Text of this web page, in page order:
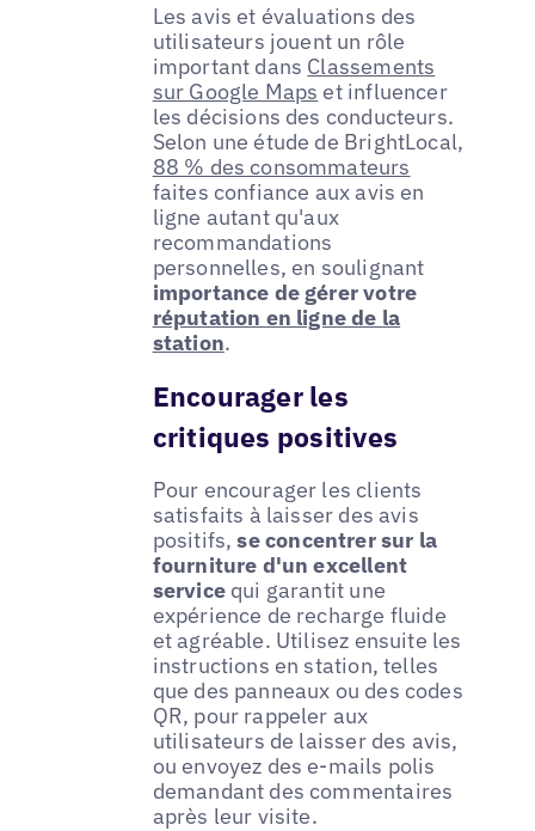
Les avis et évaluations des
utilisateurs jouent un rôle
important dans Classements
sur Google Maps et influencer
les décisions des conducteurs.
Selon une étude de BrightLocal,
88 % des consommateurs
faites confiance aux avis en
ligne autant qu'aux
recommandations
personnelles, en soulignant
importance de gérer votre
réputation en ligne de la
station.
Encourager les
critiques positives
Pour encourager les clients
satisfaits à laisser des avis
positifs,se concentrer sur la
fourniture d'un excellent
servicequi garantit une
expérience de recharge fluide
et agréable. Utilisez ensuite les
instructions en station, telles
que des panneaux ou des codes
QR, pour rappeler aux
utilisateurs de laisser des avis,
ou envoyez des e-mails polis
demandant des commentaires
après leur visite.